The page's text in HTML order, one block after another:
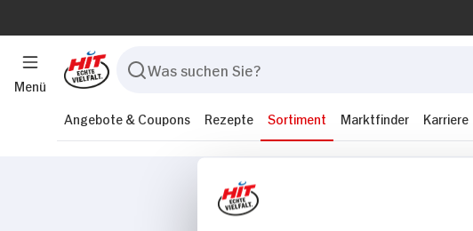
Menü
Angebote & Coupons Rezepte Sortiment Marktfinder Karriere